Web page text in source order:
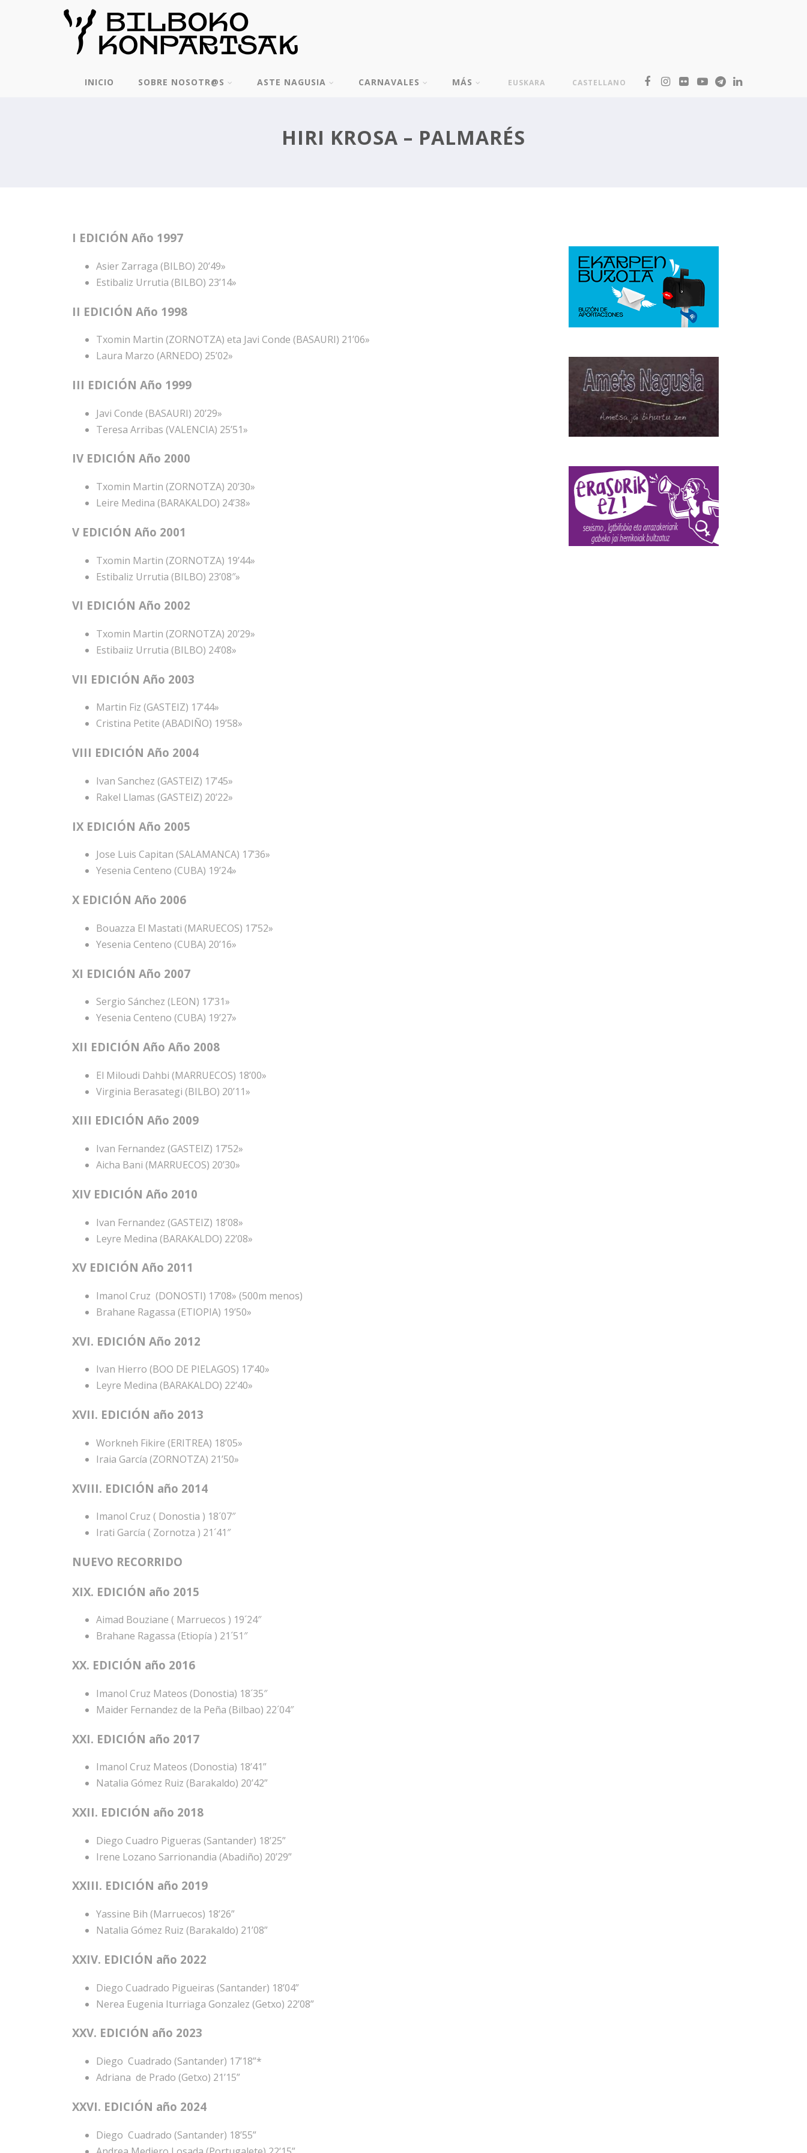
INICIO SOBRE NOSOTR@S ASTE NAGUSIA CARNAVALES MÁS EUSKARA CASTELLANO
HIRI KROSA – PALMARÉS
I EDICIÓN Año 1997
Asier Zarraga (BILBO) 20’49»
Estibaliz Urrutia (BILBO) 23’14»
II EDICIÓN Año 1998
Txomin Martin (ZORNOTZA) eta Javi Conde (BASAURI) 21’06»
Laura Marzo (ARNEDO) 25’02»
III EDICIÓN Año 1999
Javi Conde (BASAURI) 20’29»
Teresa Arribas (VALENCIA) 25’51»
IV EDICIÓN Año 2000
Txomin Martin (ZORNOTZA) 20’30»
Leire Medina (BARAKALDO) 24’38»
V EDICIÓN Año 2001
Txomin Martin (ZORNOTZA) 19’44»
Estibaliz Urrutia (BILBO) 23’08″»
VI EDICIÓN Año 2002
Txomin Martin (ZORNOTZA) 20’29»
Estibaiiz Urrutia (BILBO) 24’08»
VII EDICIÓN Año 2003
Martin Fiz (GASTEIZ) 17’44»
Cristina Petite (ABADIÑO) 19’58»
VIII EDICIÓN Año 2004
Ivan Sanchez (GASTEIZ) 17’45»
Rakel Llamas (GASTEIZ) 20’22»
IX EDICIÓN Año 2005
Jose Luis Capitan (SALAMANCA) 17’36»
Yesenia Centeno (CUBA) 19’24»
X EDICIÓN Año 2006
Bouazza El Mastati (MARUECOS) 17’52»
Yesenia Centeno (CUBA) 20’16»
XI EDICIÓN Año 2007
Sergio Sánchez (LEON) 17’31»
Yesenia Centeno (CUBA) 19’27»
XII EDICIÓN Año Año 2008
El Miloudi Dahbi (MARRUECOS) 18’00»
Virginia Berasategi (BILBO) 20’11»
XIII EDICIÓN Año 2009
Ivan Fernandez (GASTEIZ) 17’52»
Aicha Bani (MARRUECOS) 20’30»
XIV EDICIÓN Año 2010
Ivan Fernandez (GASTEIZ) 18’08»
Leyre Medina (BARAKALDO) 22’08»
XV EDICIÓN Año 2011
Imanol Cruz (DONOSTI) 17’08» (500m menos)
Brahane Ragassa (ETIOPIA) 19’50»
XVI. EDICIÓN Año 2012
Ivan Hierro (BOO DE PIELAGOS) 17’40»
Leyre Medina (BARAKALDO) 22’40»
XVII. EDICIÓN año 2013
Workneh Fikire (ERITREA) 18’05»
Iraia García (ZORNOTZA) 21’50»
XVIII. EDICIÓN año 2014
Imanol Cruz ( Donostia ) 18´07″
Irati García ( Zornotza ) 21´41″
NUEVO RECORRIDO
XIX. EDICIÓN año 2015
Aimad Bouziane ( Marruecos ) 19´24″
Brahane Ragassa (Etiopía ) 21´51″
XX. EDICIÓN año 2016
Imanol Cruz Mateos (Donostia) 18´35″
Maider Fernandez de la Peña (Bilbao) 22´04″
XXI. EDICIÓN año 2017
Imanol Cruz Mateos (Donostia) 18’41”
Natalia Gómez Ruiz (Barakaldo) 20’42”
XXII. EDICIÓN año 2018
Diego Cuadro Pigueras (Santander) 18’25”
Irene Lozano Sarrionandia (Abadiño) 20’29”
XXIII. EDICIÓN año 2019
Yassine Bih (Marruecos) 18’26”
Natalia Gómez Ruiz (Barakaldo) 21’08”
XXIV. EDICIÓN año 2022
Diego Cuadrado Pigueiras (Santander) 18’04”
Nerea Eugenia Iturriaga Gonzalez (Getxo) 22’08”
XXV. EDICIÓN año 2023
Diego Cuadrado (Santander) 17’18”*
Adriana de Prado (Getxo) 21’15”
XXVI. EDICIÓN año 2024
Diego Cuadrado (Santander) 18’55”